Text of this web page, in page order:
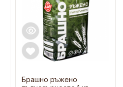
Брашно ръжено